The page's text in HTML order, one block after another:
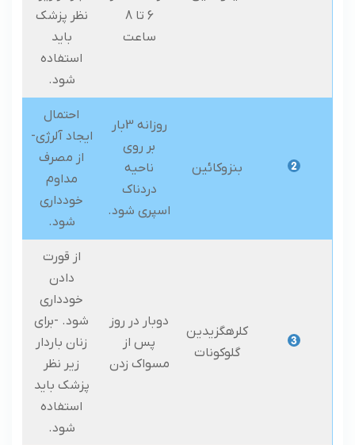
6 تا 8
ساعت
نظر پزشک
باید
استفاده
شود.
بنزوکائین
روزانه 3بار
بر روی
ناحیه
دردناک
اسپری شود.
احتمال
ایجاد آلرژی-
از مصرف
مداوم
خودداری
شود.
کلرهگزیدین
گلوکونات
دوبار در روز
پس از
مسواک زدن
از قورت
دادن
خودداری
شود. -برای
زنان باردار
زیر نظر
پزشک باید
استفاده
شود.